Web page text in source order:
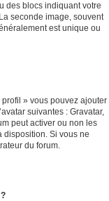
des blocs indiquant votre
seconde image, souvent
est unique ou
profil » vous pouvez ajouter
suivantes : Gravatar,
peut activer ou non les
disposition. Si vous ne
du forum.